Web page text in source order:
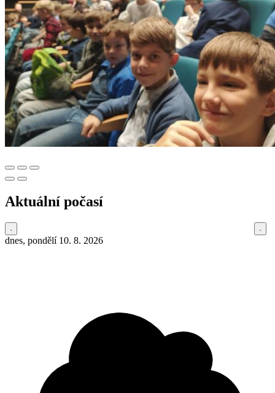
Aktuální počasí
dnes, pondělí 10. 8. 2026